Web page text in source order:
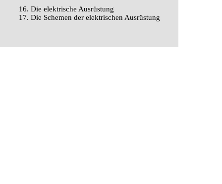
16. Die elektrische Ausrüstung
17. Die Schemen der elektrischen Ausrüstung